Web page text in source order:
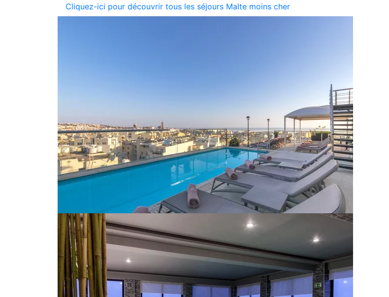
Cliquez-ici pour découvrir tous les séjours Malte moins cher